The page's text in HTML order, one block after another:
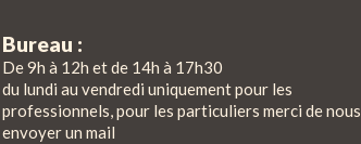
Bureau :
De 9h à 12h et de 14h à 17h30
du lundi au vendredi uniquement pour les
professionnels, pour les particuliers merci de nous
envoyer un mail